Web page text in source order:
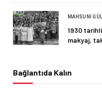
MAHSUNI
1930
makyaj,
Bağlantıda Kalın